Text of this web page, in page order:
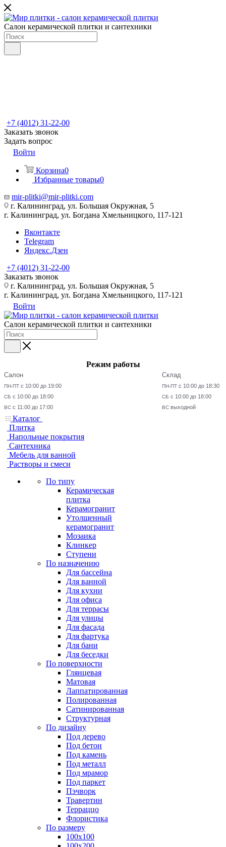
Салон керамической плитки и сантехники
+7 (4012) 31-22-00
Заказать звонок
Задать вопрос
Войти
Корзина0
Избранные товары0
mir-plitki@mir-plitki.com
г. Калининград, ул. Большая Окружная, 5
г. Калининград, ул. Богдана Хмельницкого, 117-121
Вконтакте
Telegram
Яндекс.Дзен
+7 (4012) 31-22-00
Заказать звонок
г. Калининград, ул. Большая Окружная, 5
г. Калининград, ул. Богдана Хмельницкого, 117-121
Войти
Салон керамической плитки и сантехники
Режим работы
Салон
ПН-ПТ с 10:00 до 19:00
СБ с 10:00 до 18:00
ВС с 11:00 до 17:00
Склад
ПН-ПТ с 10:00 до 18:30
СБ с 10:00 до 18:00
ВС выходной
Каталог
Плитка
Напольные покрытия
Сантехника
Мебель для ванной
Растворы и смеси
По типу
Керамическая
плитка
Керамогранит
Утолщенный
керамогранит
Мозаика
Клинкер
Ступени
По назначению
Для бассейна
Для ванной
Для кухни
Для офиса
Для террасы
Для улицы
Для фасада
Для фартука
Для бани
Для беседки
По поверхности
Глянцевая
Матовая
Лаппатированная
Полированная
Сатинированная
Структурная
По дизайну
Под дерево
Под бетон
Под камень
Под металл
Под мрамор
Под паркет
Пэчворк
Травертин
Терраццо
Флористика
По размеру
100х100